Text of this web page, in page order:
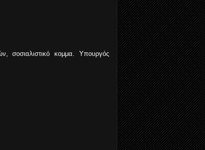
σοσιαλιστικό κομμα. Υπουργός